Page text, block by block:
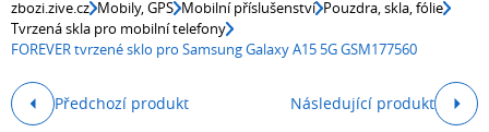
zbozi.zive.cz Mobily, GPS Mobilní příslušenství Pouzdra, skla, fólie
Tvrzená skla pro mobilní telefony
FOREVER tvrzené sklo pro Samsung Galaxy A15 5G GSM177560
Předchozí produkt Následující produkt